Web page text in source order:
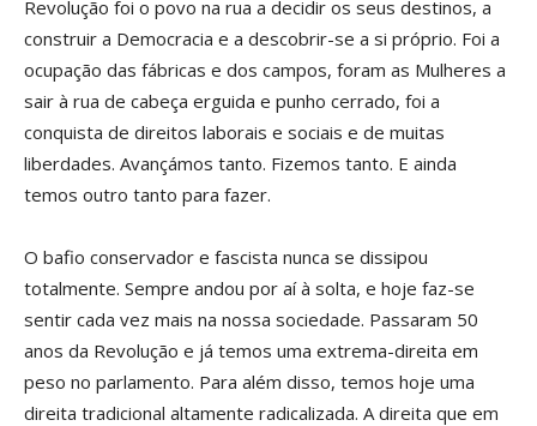
Revolução foi o povo na rua a decidir os seus destinos, a
construir a Democracia e a descobrir-se a si próprio. Foi a
ocupação das fábricas e dos campos, foram as Mulheres a
sair à rua de cabeça erguida e punho cerrado, foi a
conquista de direitos laborais e sociais e de muitas
liberdades. Avançámos tanto. Fizemos tanto. E ainda
temos outro tanto para fazer.
O bafio conservador e fascista nunca se dissipou
totalmente. Sempre andou por aí à solta, e hoje faz-se
sentir cada vez mais na nossa sociedade. Passaram 50
anos da Revolução e já temos uma extrema-direita em
peso no parlamento. Para além disso, temos hoje uma
direita tradicional altamente radicalizada. A direita que em